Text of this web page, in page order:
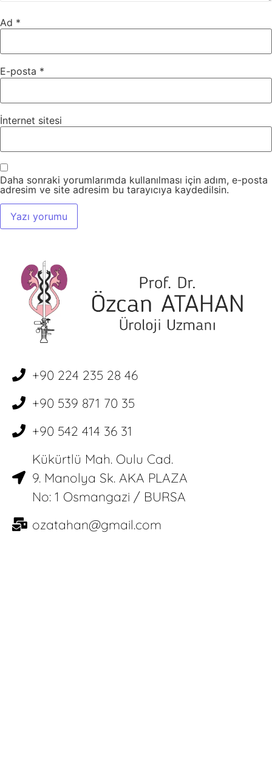
Ad *
E-posta *
İnternet sitesi
Daha sonraki yorumlarımda kullanılması için adım, e-posta
adresim ve site adresim bu tarayıcıya kaydedilsin.
+90 224 235 28 46
+90 539 871 70 35
+90 542 414 36 31
Kükürtlü Mah. Oulu Cad.
9. Manolya Sk. AKA PLAZA
No: 1 Osmangazi / BURSA
ozatahan@gmail.com